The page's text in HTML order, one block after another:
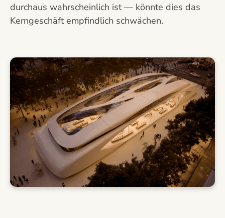
durchaus wahrscheinlich ist — könnte dies das
Kerngeschäft empfindlich schwächen.